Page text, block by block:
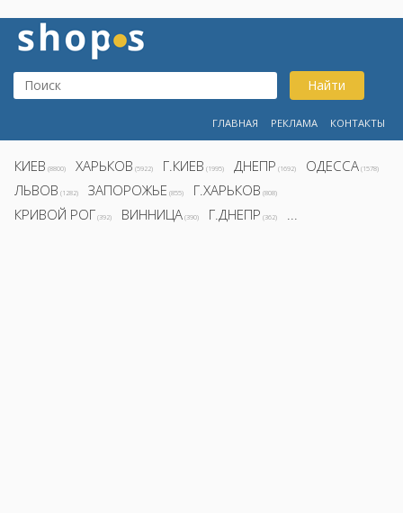
Найти
ГЛАВНАЯ РЕКЛАМА КОНТАКТЫ
КИЕВ (8800) ХАРЬКОВ (5922) Г.КИЕВ (1995) ДНЕПР (1692) ОДЕССА (1578)
ЛЬВОВ (1282) ЗАПОРОЖЬЕ (855) Г.ХАРЬКОВ (808)
КРИВОЙ РОГ (392) ВИННИЦА (390) Г.ДНЕПР (362) ...